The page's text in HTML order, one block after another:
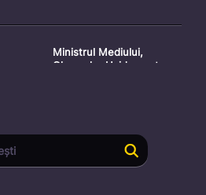
Ministrul Mediului,
Gheorghe Hajder, este
Consultări publice privind
proiectul de lege pent